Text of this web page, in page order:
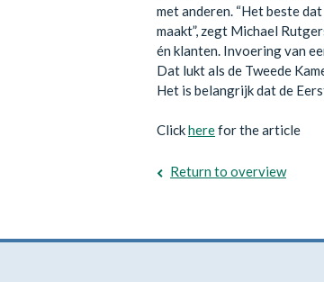
met anderen. “Het beste
maakt”, zegt Michael
én klanten. Invoering van
Dat lukt als de Tweede
Het is belangrijk dat de
Clickherefor the article
Return to overview